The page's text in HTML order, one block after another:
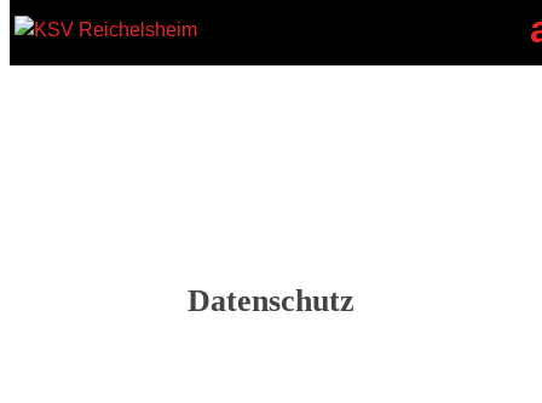
Datenschutz